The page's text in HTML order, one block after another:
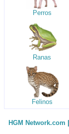
Perros
Ranas
Felinos
HGM Network.com